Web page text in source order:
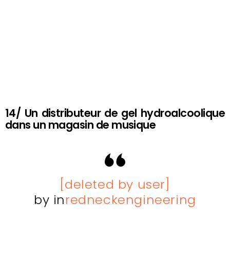
14/ Un distributeur de gel hydroalcoolique
dans un magasin de musique
[deleted by user]
by inredneckengineering